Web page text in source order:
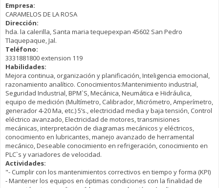
Empresa:
CARAMELOS DE LA ROSA
Dirección:
hda. la calerilla, Santa maria tequepexpan 45602 San Pedro
Tlaquepaque, Jal.
Teléfono:
3331881800 extension 119
Habilidades:
Mejora continua, organización y planificación, Inteligencia emocional,
razonamiento analítico. Conocimientos:Mantenimiento industrial,
Seguridad Industrial, BPM`S, Mecánica, Neumática e Hidráulica,
equipo de medición (Multímetro, Calibrador, Micrómetro, Amperímetro,
generador 4-20 Ma, etc.) 5’s., electricidad media y baja tensión, Control
eléctrico avanzado, Electricidad de motores, transmisiones
mecánicas, interpretación de diagramas mecánicos y eléctricos,
conocimiento en lubricantes, manejo avanzado de herramental
mecánico, Deseable conocimiento en refrigeración, conocimiento en
PLC`s y variadores de velocidad.
Actividades:
"- Cumplir con los mantenimientos correctivos en tiempo y forma (KPI)
- Mantener los equipos en óptimas condiciones con la finalidad de